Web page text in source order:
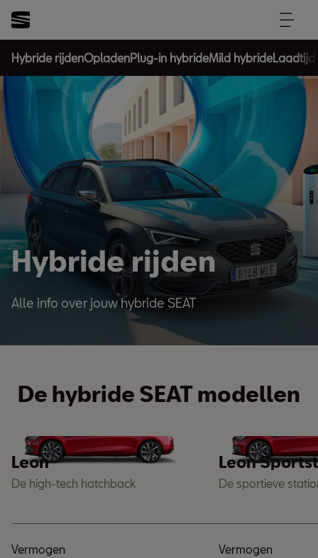
Hybride rijdenOpladenPlug-in hybrideMild hybride
Hybride rijden
Alle info over jouw hybride SEAT
De hybride SEAT modellen
Leon
De high-tech hatchback
Vermogen
Leon
De sportieve
Vermogen